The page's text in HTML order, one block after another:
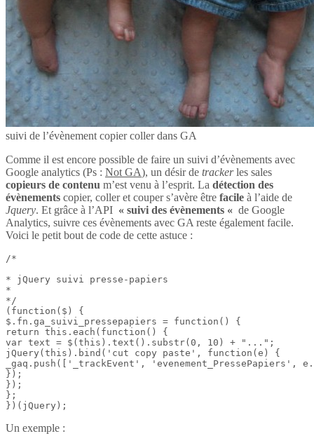
suivi de l’évènement copier coller dans GA
Comme il est encore possible de faire un suivi d’évènements avec
Google analytics (Ps : Not GA), un désir de trackerles sales
copieurs de contenu m’est venu à l’esprit. La détection des
évènements copier, coller et couper s’avère être facile à l’aide de
Jquery. Et grâce à l’API « suivi des évènements « de Google
Analytics, suivre ces évènements avec GA reste également facile.
Voici le petit bout de code de cette astuce :
/*
* jQuery suivi presse-papiers
*
*/
(function($) {
$.fn.ga_suivi_pressepapiers = function() {
return this.each(function() {
var text = $(this).text().substr(0, 10) + "...";
jQuery(this).bind('cut copy paste', function(e) {
_gaq.push(['_trackEvent', 'evenement_PressePapiers',
});
});
};
})(jQuery);
Un exemple :